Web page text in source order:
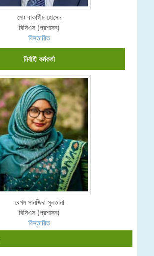
মোঃ বাকাহীদ হোসেন
বিসিএস (প্রশাসন)
বিস্তারিত
নির্বাহী কর্মকর্তা
বেগম সানজিদা সুলতানা
বিসিএস (প্রশাসন)
বিস্তারিত